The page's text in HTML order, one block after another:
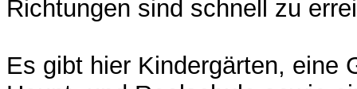
Richtungen sind schnell zu
Es gibt hier Kindergärten, eine